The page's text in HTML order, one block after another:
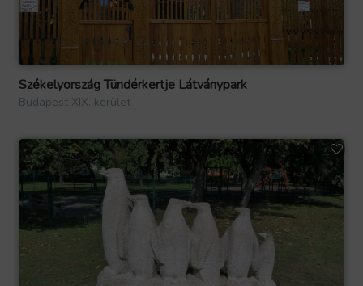
Székelyország Tündérkertje Látványpark
Budapest XIX. kerület